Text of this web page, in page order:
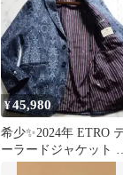
¥45,980
希少✨2024年 ETRO
ーラードジャケット